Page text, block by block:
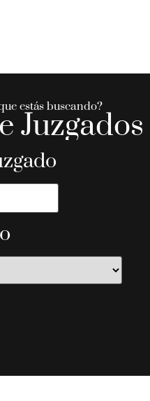
estás buscando?
Juzgados